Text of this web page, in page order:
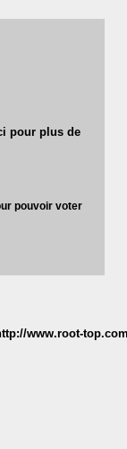
pour plus de
pouvoir voter
www.root-